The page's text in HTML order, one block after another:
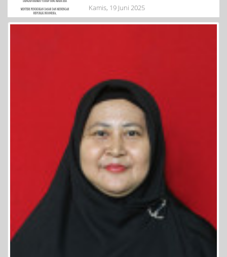
Kamis, 19 Juni 2025